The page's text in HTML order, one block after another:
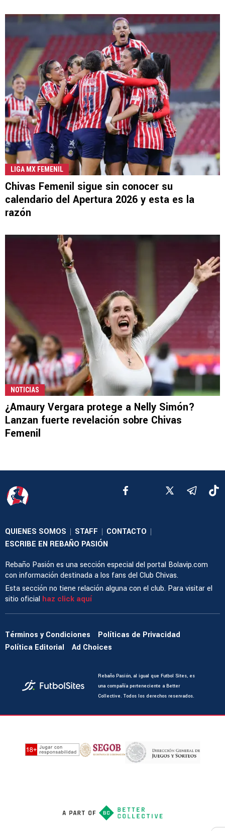
LIGA MX FEMENIL
Chivas Femenil sigue sin conocer su
calendario del Apertura 2026 y esta es la
razón
NOTICIAS
¿Amaury Vergara protege a Nelly Simón?
Lanzan fuerte revelación sobre Chivas
Femenil
QUIENES SOMOS | STAFF | CONTACTO |
ESCRIBE EN REBAÑO PASIÓN
Rebaño Pasión es una sección especial del portal Bolavip.com
con información destinada a los fans del Club Chivas.
Esta sección no tiene relación alguna con el club. Para visitar el
sitio oficial haz click aquí
Términos y Condiciones
Políticas de Privacidad
Política Editorial
Ad Choices
Rebaño Pasión, al igual que Futbol Sites, es
una compañía perteneciente a Better
Collective. Todos los derechos reservados.